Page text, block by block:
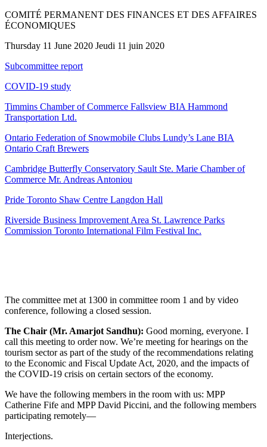
COMITÉ PERMANENT DES FINANCES ET DES AFFAIRES
ÉCONOMIQUES
Thursday 11 June 2020 Jeudi 11 juin 2020
Subcommittee report
COVID-19 study
Timmins Chamber of Commerce Fallsview BIA Hammond
Transportation Ltd.
Ontario Federation of Snowmobile Clubs Lundy’s Lane BIA
Ontario Craft Brewers
Cambridge Butterfly Conservatory Sault Ste. Marie Chamber of
Commerce Mr. Andreas Antoniou
Pride Toronto Shaw Centre Langdon Hall
Riverside Business Improvement Area St. Lawrence Parks
Commission Toronto International Film Festival Inc.
The committee met at 1300 in committee room 1 and by video
conference, following a closed session.
The Chair (Mr. Amarjot Sandhu): Good morning, everyone. I
call this meeting to order now. We’re meeting for hearings on the
tourism sector as part of the study of the recommendations relating
to the Economic and Fiscal Update Act, 2020, and the impacts of
the COVID-19 crisis on certain sectors of the economy.
We have the following members in the room with us: MPP
Catherine Fife and MPP David Piccini, and the following members
participating remotely—
Interjections.